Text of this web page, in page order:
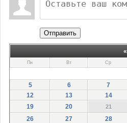
Отправить
«
Пн Вт Ср
5
6 7
12
13 14
19
20 21
26
27 28